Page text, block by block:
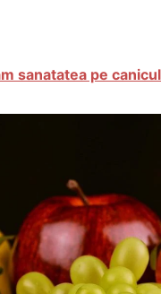
sanatatea pe